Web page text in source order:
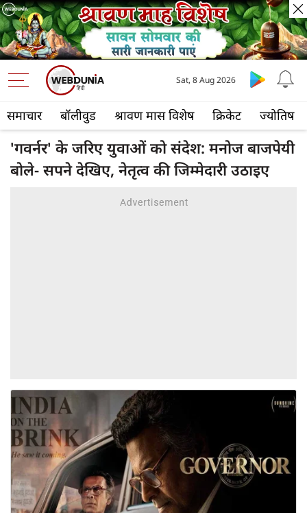
समाचार बॉलीवुड श्रावण मास विशेष क्रिकेट ज्योतिष
Sat, 8 Aug 2026
'गवर्नर' के जरिए युवाओं को संदेश: मनोज बाजपेयी
बोले- सपने देखिए, नेतृत्व की जिम्मेदारी उठाइए